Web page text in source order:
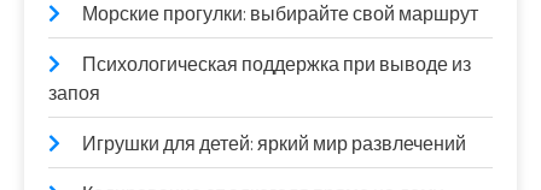
Морские прогулки: выбирайте свой маршрут
Психологическая поддержка при выводе из
запоя
Игрушки для детей: яркий мир развлечений